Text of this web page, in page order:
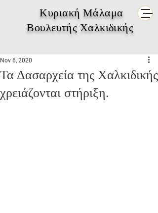
Κυριακή Μάλαμα
Βουλευτής Χαλκιδικής
Τα Δασαρχεία της Χαλκιδικής
χρειάζονται στήριξη.
Nov 6, 2020